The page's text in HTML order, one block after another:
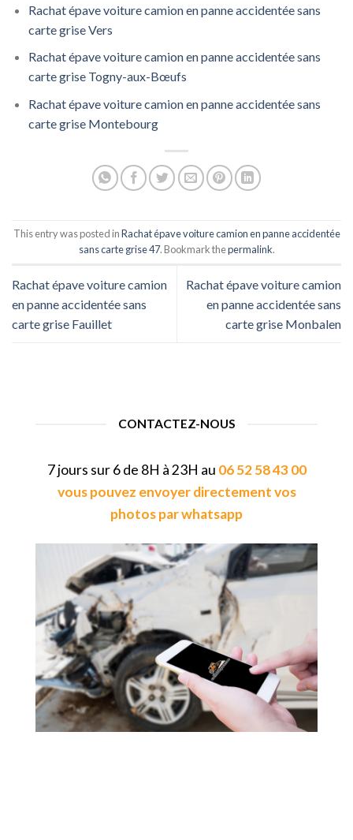
Rachat épave voiture camion en panne accidentée sans
carte grise Vers
Rachat épave voiture camion en panne accidentée sans
carte grise Togny-aux-Bœufs
Rachat épave voiture camion en panne accidentée sans
carte grise Montebourg
This entry was posted inRachat épave voiture camion en panne accidentée
sans carte grise 47. Bookmark thepermalink.
Rachat épave voiture camion
en panne accidentée sans
carte grise Fauillet
Rachat épave voiture camion
en panne accidentée sans
carte grise Monbalen
CONTACTEZ-NOUS
7 jours sur 6 de 8H à 23H au 06 52 58 43 00
vous pouvez envoyer directement vos
photos par whatsapp